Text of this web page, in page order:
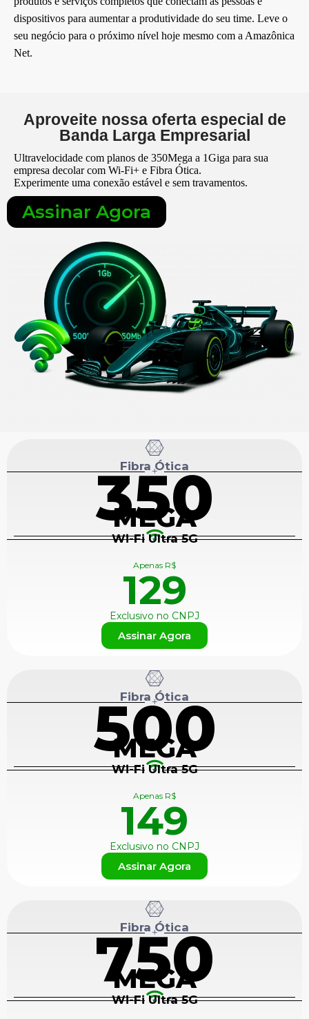
dispositivos para aumentar a produtividade do seu time. Leve o
seu negócio para o próximo nível hoje mesmo com a Amazônica
Net.
Aproveite nossa oferta especial de
Banda Larga Empresarial
Ultravelocidade com planos de 350Mega a 1Giga para sua
empresa decolar com Wi-Fi+ e Fibra Ótica.
Experimente uma conexão estável e sem travamentos.
Assinar Agora
Fibra Ótica
+
350
MEGA
Wi-Fi Ultra 5G
+
Apenas R$
129
Exclusivo no CNPJ
Assinar Agora
Fibra Ótica
+
500
MEGA
Wi-Fi Ultra 5G
+
Apenas R$
149
Exclusivo no CNPJ
Assinar Agora
Fibra Ótica
+
750
MEGA
Wi-Fi Ultra 5G
+
Selecione 100 Mega para obter um
desconto especial!
Mensagem